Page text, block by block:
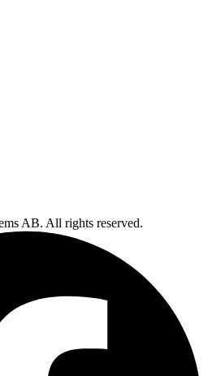
AB. All rights reserved.